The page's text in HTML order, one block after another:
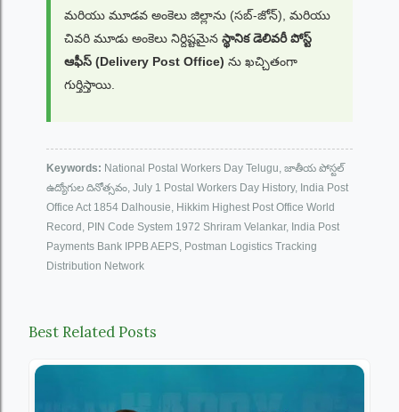
మరియు మూడవ అంకెలు జిల్లాను (సబ్-జోన్), మరియు
చివరి మూడు అంకెలు నిర్దిష్టమైన స్థానిక డెలివరీ పోస్ట్
ఆఫీస్ (Delivery Post Office) ను ఖచ్చితంగా
గుర్తిస్తాయి.
Keywords: National Postal Workers Day Telugu, జాతీయ పోస్టల్
ఉద్యోగుల దినోత్సవం, July 1 Postal Workers Day History, India Post
Office Act 1854 Dalhousie, Hikkim Highest Post Office World
Record, PIN Code System 1972 Shriram Velankar, India Post
Payments Bank IPPB AEPS, Postman Logistics Tracking
Distribution Network
Best Related Posts